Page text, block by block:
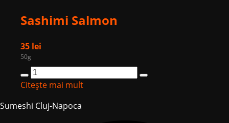
Sashimi Salmon
35 lei
50g
Cantitate
Sashimi
Citește mai mult
Sumeshi Cluj-Napoca